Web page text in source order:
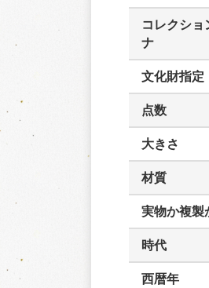
コレクショ
ナ
文化財指定
点数
大きさ
材質
実物か複製
時代
西暦年